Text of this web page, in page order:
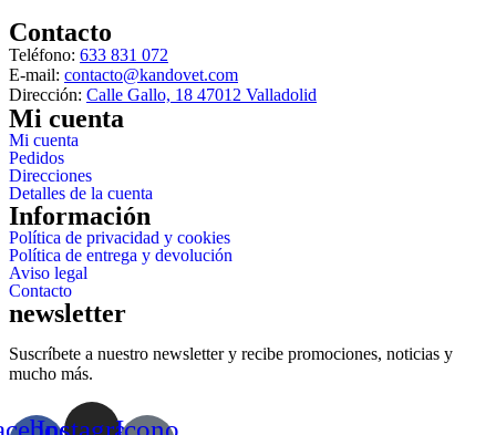
Contacto
Teléfono: 633 831 072
E-mail: contacto@kandovet.com
Dirección: Calle Gallo, 18 47012 Valladolid
Mi cuenta
Mi cuenta
Pedidos
Direcciones
Detalles de la cuenta
Información
Política de privacidad y cookies
Política de entrega y devolución
Aviso legal
Contacto
newsletter
Suscríbete a nuestro newsletter y recibe promociones, noticias y
mucho más.